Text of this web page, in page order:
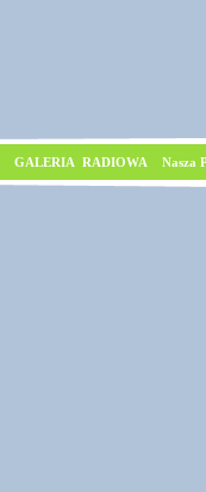
GALERIA RADIOWA Nasza